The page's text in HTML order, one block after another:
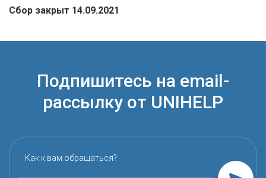
Сбор закрыт 14.09.2021
Подпишитесь на email-
рассылку от UNIHELP
Как к вам обращаться?